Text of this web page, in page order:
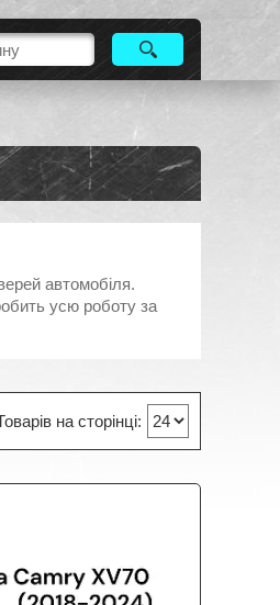
автомобіля.
усю роботу за